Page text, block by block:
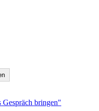
bringen"